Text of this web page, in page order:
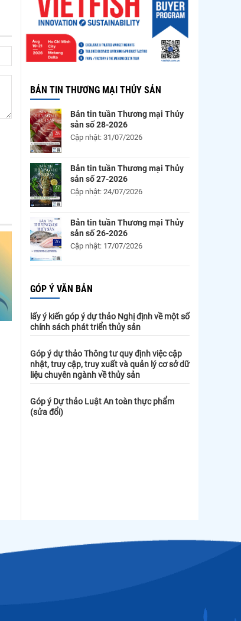
BẢN TIN THƯƠNG MẠI THỦY SẢN
Bản tin tuần Thương mại Thủy
sản số 28-2026
Cập nhật: 31/07/2026
Bản tin tuần Thương mại Thủy
sản số 27-2026
Cập nhật: 24/07/2026
Bản tin tuần Thương mại Thủy
sản số 26-2026
Cập nhật: 17/07/2026
GÓP Ý VĂN BẢN
lấy ý kiến góp ý dự thảo Nghị định về một số
chính sách phát triển thủy sản
Góp ý dự thảo Thông tư quy định việc cập
nhật, truy cập, truy xuất và quản lý cơ sở dữ
liệu chuyên ngành về thủy sản
Góp ý Dự thảo Luật An toàn thực phẩm
(sửa đổi)